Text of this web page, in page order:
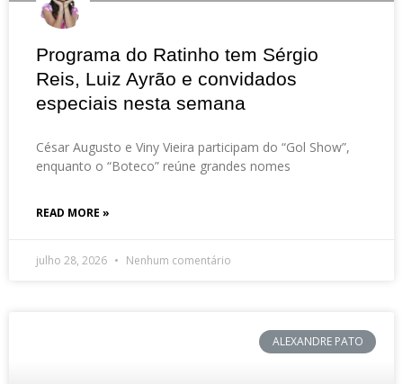
Programa do Ratinho tem Sérgio
Reis, Luiz Ayrão e convidados
especiais nesta semana
César Augusto e Viny Vieira participam do “Gol Show”,
enquanto o “Boteco” reúne grandes nomes
READ MORE »
julho 28, 2026 Nenhum comentário
ALEXANDRE PATO